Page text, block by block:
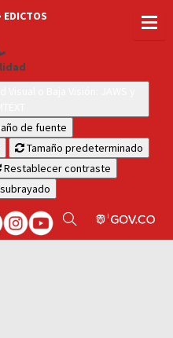
EDICTOS
de fuente
Tamaño predeterminado
Restablecer contraste